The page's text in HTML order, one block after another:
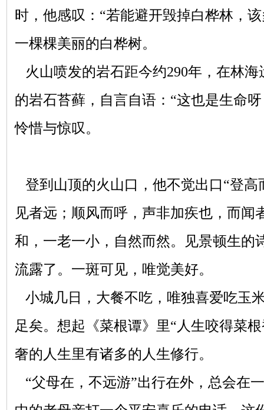
时，他感叹：“若能避开毁掉白桦林，
一棵棵美丽的白桦树。
火山喷发的岩石距今约290年，在林
的岩石苔藓，自言自语：“这也是生命
怜惜与惊叹。
登到山顶的火山口，他不觉出口“登高
见者远；顺风而呼，声非加疾也，而闻
和，一老一小，自然而然。见景顿生的
流露了。一斑可见，唯觉美好。
小城几日，大餐不吃，唯独喜爱吃玉
足矣。想起《菜根谭》里“人生咬得菜
奢的人生里有诸多的人生修行。
“父母在，不远游”出行在外，总会在